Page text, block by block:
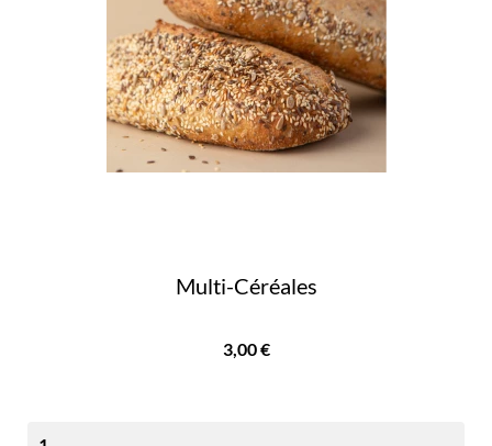
Multi-Céréales
Prix
3,00 €